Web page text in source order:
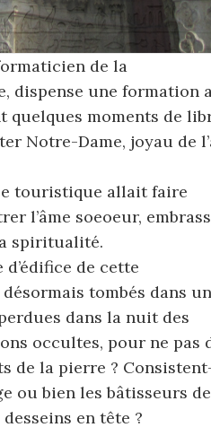
de la
dispense une formation
quelques moments de
Notre-Dame, joyau de
touristique allait faire
l’âme soeoeur,
spiritualité.
d’édifice de cette
tombés dans un
dans la nuit des
occultes, pour ne pas
de la pierre ?
ou bien les bâtisseurs
en tête ?